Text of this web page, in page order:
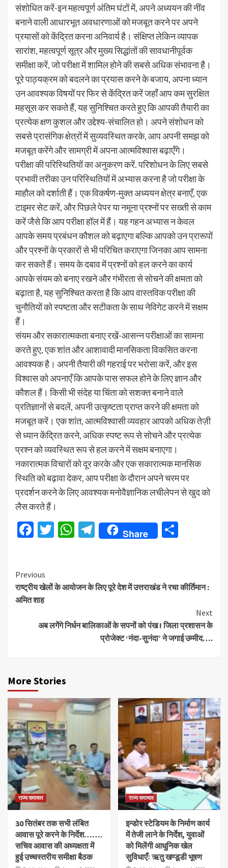
संशोधित करें-इन महत्वपूर्ण अंतिम घंटों में, अपने अध्ययन की नींव
बनाने वाली आधारभूत अवधारणाओं को मजबूत करने पर अपने
प्रयासों को केंद्रित करना अनिवार्य है। संक्षिप्त लेकिन व्यापक
सारांश, महत्वपूर्ण सूत्र और मुख्य सिद्धांतों की सावधानीपूर्वक
समीक्षा करें, जो परीक्षा में शामिल होने की सबसे अधिक संभावना है।
पूरे पाठ्यक्रम को बदलने का प्रयास करने के बजाय, अपना ध्यान
उन आवश्यक विषयों पर फिर से केंद्रित करें जहाँ आप कम सुरक्षित
महसूस कर सकते हैं, यह सुनिश्चित करते हुए कि आपकी तैयारी का
प्रत्येक क्षण कुशल और उद्देश्य-संचालित हो। अपने संशोधन को
सबसे प्रासंगिक क्षेत्रों में सुव्यवस्थित करके, आप अपनी समझ को
मजबूत करेंगे और सामग्री में अपना आत्मविश्वास बढ़ाएँगे।
परीक्षा की परिस्थितियों का अनुकरण करें. परिशोधन के लिए सबसे
प्रभावी तरीका उन परिस्थितियों में अभ्यास करना है जो परीक्षा के
माहौल को दर्शाती हैं। एक विकर्षण-मुक्त अध्ययन क्षेत्र बनाएँ, एक
टाइमर सेट करें, और पिछले पेपर या नमूना प्रश्नों पर सख्ती से काम
करें जैसे कि आप परीक्षा हॉल में हैं। यह गहन अभ्यास न केवल
आपके समय प्रबंधन कौशल को बढ़ाएगा बल्कि आपको उन प्रारूपों
और प्रश्नों के प्रकारों से भी परिचित कराएगा जिनका आप सामना
कर सकते हैं। समय के दबाव में प्रश्नों को हल करने का कार्य
आपके संयम को बनाए रखने और गंभीरता से सोचने की क्षमता को
बढ़ाता है, यह सुनिश्चित करता है कि आप वास्तविक परीक्षा की
चुनौतियों को स्पष्टता और सटीकता के साथ नेविगेट करने में सक्षम
हैं।
संयम और सकारात्मकता बनाए रखें-आसन्न परीक्षाओं का सामना
करते हुए, एक शांत और आशावादी मानसिकता विकसित करना
आवश्यक है। अपनी तैयारी की गहराई पर भरोसा करें, और इस
विश्वास को अपनाएँ कि आपके पास सफल होने के लिए ज्ञान और
कौशल हैं। किसी भी संदेह या चिंता को सशक्त बनाने वाले
प्रतिज्ञानों से बदलें, अपनी उत्कृष्टता प्राप्त करने की क्षमता को
मजबूत करें। एक शांत, आत्मविश्वासी व्यवहार आपको अधिक तेज़ी
से ध्यान केंद्रित करने, अधिक स्पष्ट रूप से सोचने और प्रत्येक
प्रश्न को व्यवस्थित रूप से हल करने में सक्षम बनाएगा।
नकारात्मक विचारों को दूर करके और एक सकारात्मक मानसिक
स्थिति को बढ़ावा देकर, आप परीक्षा के दौरान अपने चरम पर
प्रदर्शन करने के लिए आवश्यक मनोवैज्ञानिक लचीलेपन से खुद को
लैस करते हैं।
Facebook
TwitterWhatsApp
Telegram
Share
Continue
Reading
Previous
राष्ट्रीय खेलों के आयोजन के लिए पूरे देश में उत्तराखंड ने रचा कीर्तिमान :
अमित शाह
Next
अब लगेंगे निर्धन बालिकाओं के सपनों को पंख ! जिला प्रशासन के
प्रोजेक्ट ‘नंदा-सुनंदा’ ने जगाई उम्मीद….
More Stories
राज्य समाचार
30 सितंबर तक सभी लंबित
आवास पूरे करने के निर्देश…….
सचिव आवास की अध्यक्षता में
हुई उच्चस्तरीय समीक्षा बैठक
राज्य समाचार
इन्डोर स्टेडियम के निर्माण कार्य
में तेजी लाने के निर्देश, युवाओं
को मिलेंगी आधुनिक खेल
सुविधाएँः ऋतु खण्डूडी भूषण